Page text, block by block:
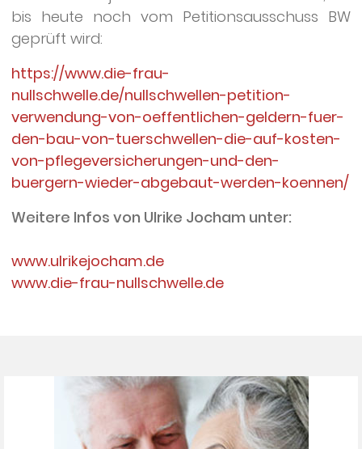
bis heute noch vom Petitionsausschuss BW
geprüft wird:
https://www.die-frau-
nullschwelle.de/nullschwellen-petition-
verwendung-von-oeffentlichen-geldern-fuer-
den-bau-von-tuerschwellen-die-auf-kosten-
von-pflegeversicherungen-und-den-
buergern-wieder-abgebaut-werden-koennen/
Weitere Infos von Ulrike Jocham unter:
www.ulrikejocham.de
www.die-frau-nullschwelle.de